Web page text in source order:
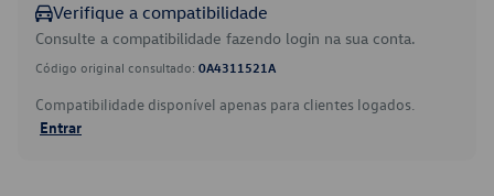
Verifique a compatibilidade
Consulte a compatibilidade fazendo login na sua conta.
Código original consultado: 0A4311521A
Compatibilidade disponível apenas para clientes logados.
Entrar